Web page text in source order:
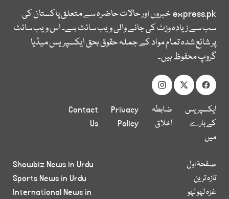
express.pkخبروں اور حالات حاضرہ سے متعلق پاکستان کی
سب سے زیادہ وزٹ کی جانے والی ویب سائٹ ہے۔ اس ویب سائٹ
پر شائع شدہ تمام مواد کے جملہ حقوق بحق ایکسپریس میڈیا
گروپ محفوظ ہیں۔
ایکسپریس
کے بارے
میں
ضابطہ
اخلاق
Privacy
Policy
Contact
Us
صفحۂ اول
تازہ ترین
غزہ لہو لہو
Showbiz News in Urdu
Sports News in Urdu
International News in